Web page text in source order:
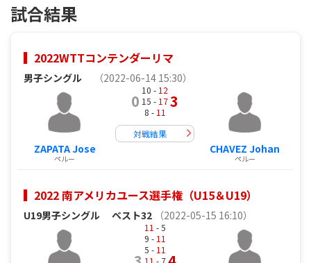
試合結果
2022WTTコンテンダーリマ
男子シングル （2022-06-14 15:30）
ZAPATA Jose
ペルー
0
10 - 12
15 - 17
8 - 11
3
対戦結果
CHAVEZ Johan
ペルー
2022 南アメリカユース選手権（U15＆U19）
U19男子シングル ベスト32 （2022-05-15 16:10）
11 - 5
9 - 11
5 - 11
11 - 7